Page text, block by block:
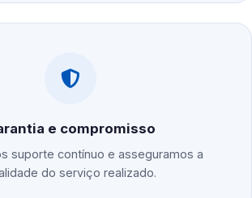
e compromisso
suporte contínuo e asseguramos a
do serviço realizado.